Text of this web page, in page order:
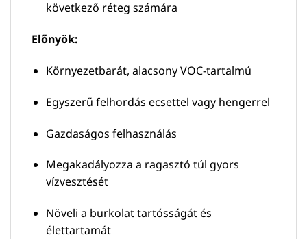
következő réteg számára
Előnyök:
Környezetbarát, alacsony VOC-tartalmú
Egyszerű felhordás ecsettel vagy hengerrel
Gazdaságos felhasználás
Megakadályozza a ragasztó túl gyors
vízvesztését
Növeli a burkolat tartósságát és
élettartamát